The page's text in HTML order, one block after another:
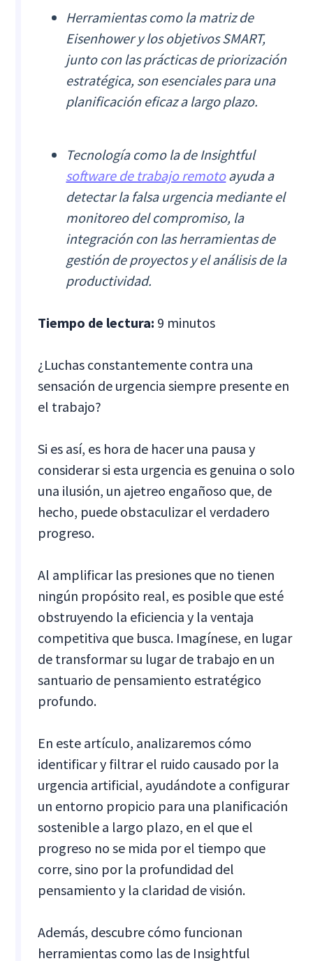
Herramientas como la matriz de
Eisenhower y los objetivos SMART,
junto con las prácticas de priorización
estratégica, son esenciales para una
planificación eficaz a largo plazo.
Tecnología como la de Insightful
software de trabajo remotoayuda a
detectar la falsa urgencia mediante el
monitoreo del compromiso, la
integración con las herramientas de
gestión de proyectos y el análisis de la
productividad.
Tiempo de lectura: 9 minutos
¿Luchas constantemente contra una
sensación de urgencia siempre presente en
el trabajo?
Si es así, es hora de hacer una pausa y
considerar si esta urgencia es genuina o solo
una ilusión, un ajetreo engañoso que, de
hecho, puede obstaculizar el verdadero
progreso.
Al amplificar las presiones que no tienen
ningún propósito real, es posible que esté
obstruyendo la eficiencia y la ventaja
competitiva que busca. Imagínese, en lugar
de transformar su lugar de trabajo en un
santuario de pensamiento estratégico
profundo.
En este artículo, analizaremos cómo
identificar y filtrar el ruido causado por la
urgencia artificial, ayudándote a configurar
un entorno propicio para una planificación
sostenible a largo plazo, en el que el
progreso no se mida por el tiempo que
corre, sino por la profundidad del
pensamiento y la claridad de visión.
Además, descubre cómo funcionan
herramientas como las de Insightful